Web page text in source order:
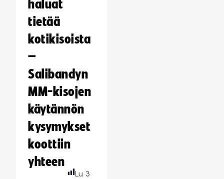
haluat
tietää
kotikisoista
–
Salibandyn
MM-kisojen
käytännön
kysymykset
koottiin
yhteen
Lu 3